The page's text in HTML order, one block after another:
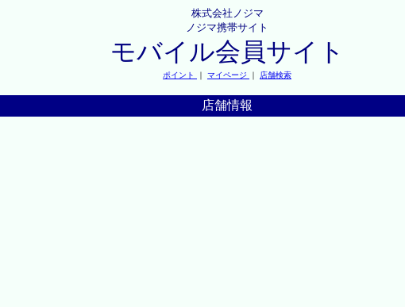
株式会社ノジマ
ノジマ携帯サイト
モバイル会員サイト
ポイント ｜ マイページ ｜ 店舗検索
店舗情報